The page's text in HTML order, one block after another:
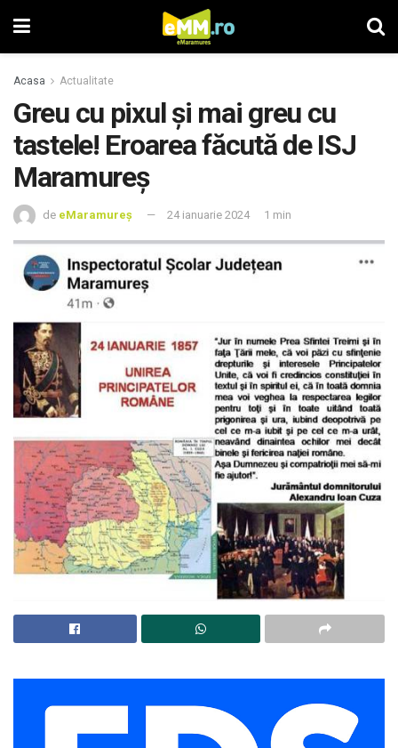
Acasa Actualitate
Greu cu pixul și mai greu cu
tastele! Eroarea făcută de ISJ
Maramureș
de eMaramureș 24 ianuarie 2024 1 min